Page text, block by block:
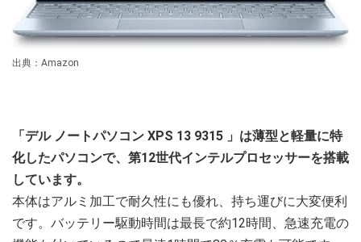
出典：Amazon
「デル ノートパソコン XPS 13 9315 」は薄型と軽量に特
化したパソコンで、第12世代インテルプロセッサーを搭載
しています。
本体はアルミ加工で耐久性にも優れ、持ち運びに大変便利
です。バッテリー駆動時間は最長で約12時間、急速充電の